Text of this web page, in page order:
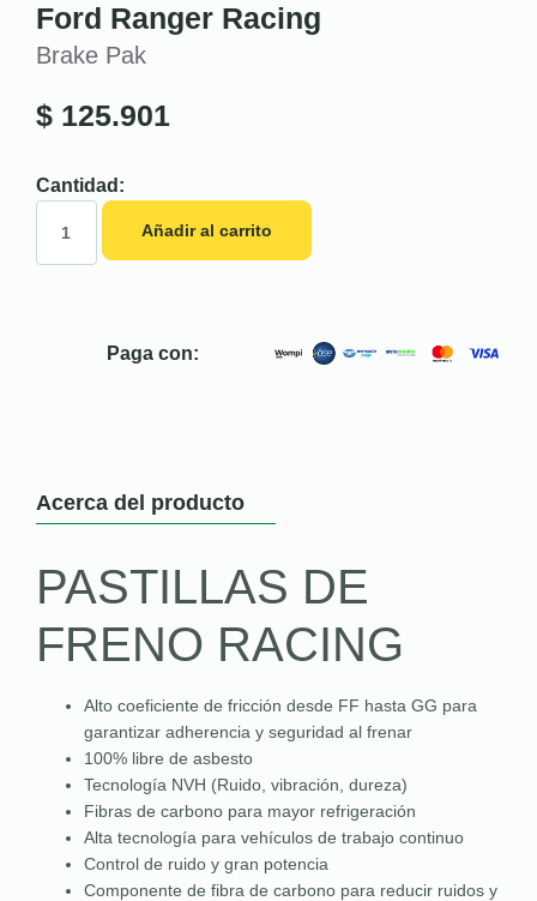
Ford Ranger Racing
Brake Pak
$ 125.901
Cantidad:
Añadir al carrito
Paga con:
Acerca del producto
PASTILLAS DE
FRENO RACING
Alto coeficiente de fricción desde FF hasta GG para
garantizar adherencia y seguridad al frenar
100% libre de asbesto
Tecnología NVH (Ruido, vibración, dureza)
Fibras de carbono para mayor refrigeración
Alta tecnología para vehículos de trabajo continuo
Control de ruido y gran potencia
Componente de fibra de carbono para reducir ruidos y